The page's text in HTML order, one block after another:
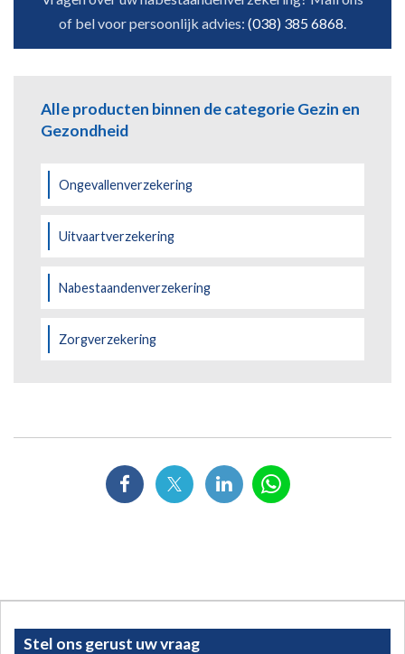
of bel voor persoonlijk advies: (038) 385 6868
Alle producten binnen de categorie Gezin en
Gezondheid
Ongevallenverzekering
Uitvaartverzekering
Nabestaandenverzekering
Zorgverzekering
Stel ons gerust uw vraag